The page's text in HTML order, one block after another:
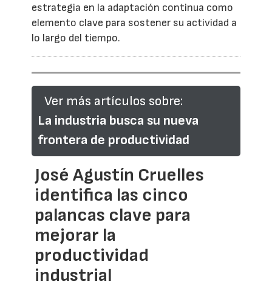
estrategia en la adaptación continua como
elemento clave para sostener su actividad a
lo largo del tiempo.
Ver más artículos sobre:
La industria busca su nueva
frontera de productividad
José Agustín Cruelles
identifica las cinco
palancas clave para
mejorar la
productividad
industrial